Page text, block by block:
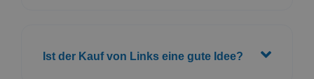
Ist der Kauf von Links eine gute Idee?